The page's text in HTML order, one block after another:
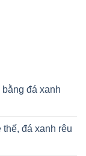
đá xanh
đá xanh rêu